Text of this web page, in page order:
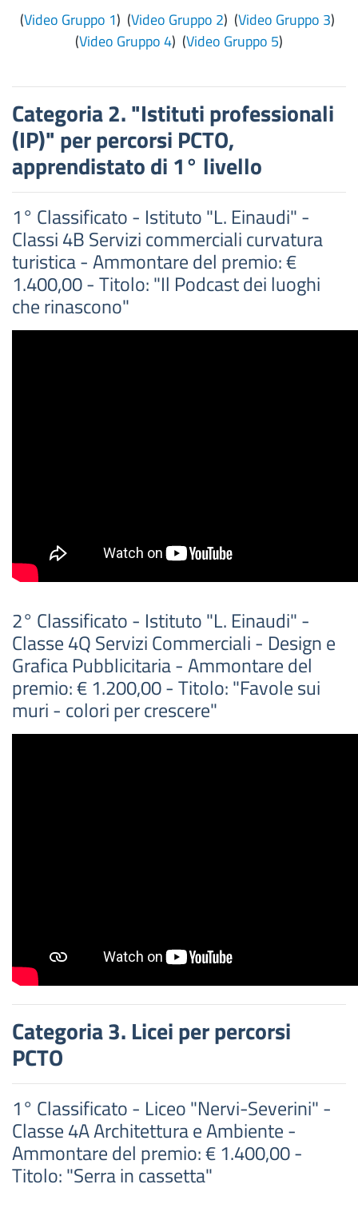
(Video Gruppo 1) (Video Gruppo 2) (Video Gruppo 3)
(Video Gruppo 4) (Video Gruppo 5)
Categoria 2. "Istituti professionali
(IP)" per percorsi PCTO,
apprendistato di 1° livello
1° Classificato - Istituto "L. Einaudi" -
Classi 4B Servizi commerciali curvatura
turistica - Ammontare del premio: €
1.400,00 - Titolo: "Il Podcast dei luoghi
che rinascono"
2° Classificato - Istituto "L. Einaudi" -
Classe 4Q Servizi Commerciali - Design e
Grafica Pubblicitaria - Ammontare del
premio: € 1.200,00 - Titolo: "Favole sui
muri - colori per crescere"
Categoria 3. Licei per percorsi
PCTO
1° Classificato - Liceo "Nervi-Severini" -
Classe 4A Architettura e Ambiente -
Ammontare del premio: € 1.400,00 -
Titolo: "Serra in cassetta"